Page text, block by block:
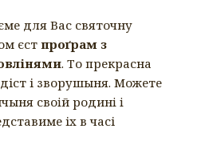
для Вас святочну
єстпроґрам з
. То прекрасна
і зворушыня. Можете
своiй родинi i
іх в часі